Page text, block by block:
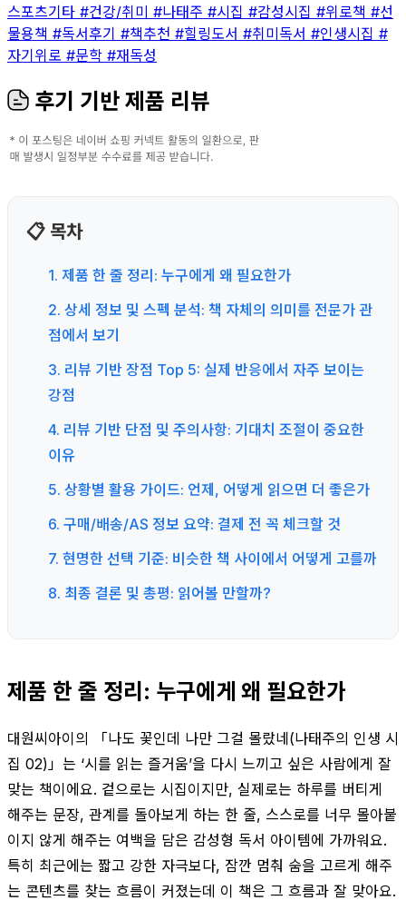
스포츠기타 #건강/취미 #나태주 #시집 #감성시집 #위로책 #선
물용책 #독서후기 #책추천 #힐링도서 #취미독서 #인생시집 #
자기위로 #문학 #재독성
후기 기반 제품 리뷰
📋 목차
1. 제품 한 줄 정리: 누구에게 왜 필요한가
2. 상세 정보 및 스펙 분석: 책 자체의 의미를 전문가 관
점에서 보기
3. 리뷰 기반 장점 Top 5: 실제 반응에서 자주 보이는
강점
4. 리뷰 기반 단점 및 주의사항: 기대치 조절이 중요한
이유
5. 상황별 활용 가이드: 언제, 어떻게 읽으면 더 좋은가
6. 구매/배송/AS 정보 요약: 결제 전 꼭 체크할 것
7. 현명한 선택 기준: 비슷한 책 사이에서 어떻게 고를까
8. 최종 결론 및 총평: 읽어볼 만할까?
제품 한 줄 정리: 누구에게 왜 필요한가
대원씨아이의 「나도 꽃인데 나만 그걸 몰랐네(나태주의 인생 시
집 02)」는 ‘시를 읽는 즐거움’을 다시 느끼고 싶은 사람에게 잘
맞는 책이에요. 겉으로는 시집이지만, 실제로는 하루를 버티게
해주는 문장, 관계를 돌아보게 하는 한 줄, 스스로를 너무 몰아붙
이지 않게 해주는 여백을 담은 감성형 독서 아이템에 가까워요.
특히 최근에는 짧고 강한 자극보다, 잠깐 멈춰 숨을 고르게 해주
는 콘텐츠를 찾는 흐름이 커졌는데 이 책은 그 흐름과 잘 맞아요.